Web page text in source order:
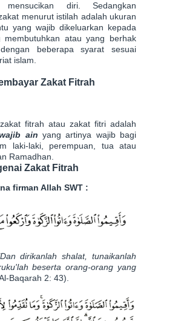
diri. Sedangkan
menurut istilah adalah ukuran
yang wajib dikeluarkan kepada
membutuhkan atau yang berhak
beberapa syarat sesuai
islam.
Zakat Fitrah
fitrah atau zakat fitri adalah
ain yang artinya wajib bagi
laki-laki, perempuan, tua atau
Ramadhan.
Zakat Fitrah
firman Allah SWT :
dirikanlah shalat, tunaikanlah
beserta orang-orang yang
Baqarah 2: 43).